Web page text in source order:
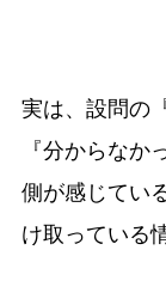
実は、設問の
『分からなか
側が感じてい
け取っている